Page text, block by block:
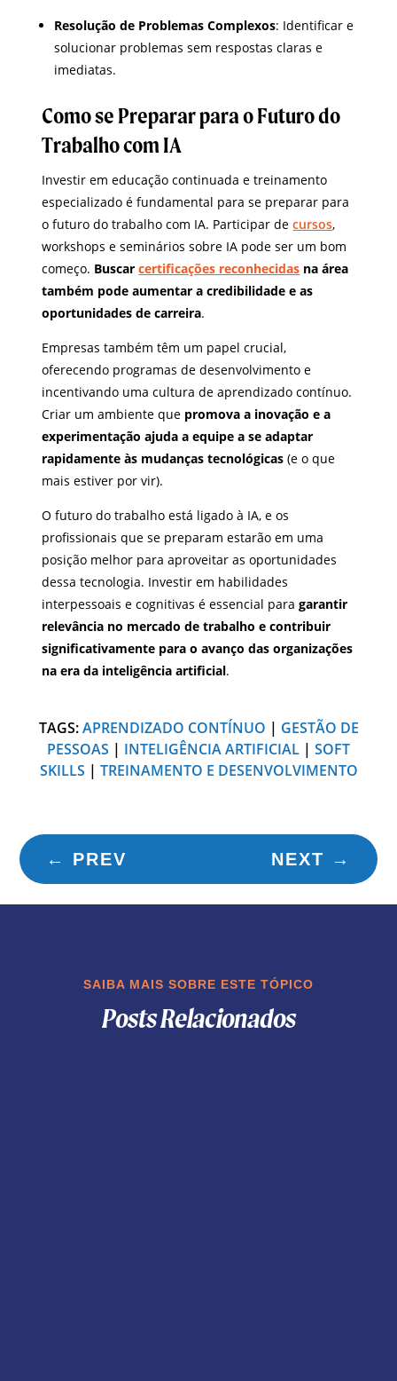
Resolução de Problemas Complexos: Identificar e
solucionar problemas sem respostas claras e
imediatas.
Como se Preparar para o Futuro do
Trabalho com IA
Investir em educação continuada e treinamento
especializado é fundamental para se preparar para
o futuro do trabalho com IA. Participar decursos,
workshops e seminários sobre IA pode ser um bom
começo. Buscarcertificações reconhecidas na área
também pode aumentar a credibilidade e as
oportunidades de carreira.
Empresas também têm um papel crucial,
oferecendo programas de desenvolvimento e
incentivando uma cultura de aprendizado contínuo.
Criar um ambiente que promova a inovação e a
experimentação ajuda a equipe a se adaptar
rapidamente às mudanças tecnológicas (e o que
mais estiver por vir).
O futuro do trabalho está ligado à IA, e os
profissionais que se preparam estarão em uma
posição melhor para aproveitar as oportunidades
dessa tecnologia. Investir em habilidades
interpessoais e cognitivas é essencial paragarantir
relevância no mercado de trabalho e contribuir
significativamente para o avanço das organizações
na era da inteligência artificial.
TAGS:APRENDIZADO CONTÍNUO | GESTÃO DE
PESSOAS | INTELIGÊNCIA ARTIFICIAL | SOFT
SKILLS | TREINAMENTO E DESENVOLVIMENTO
← PREV NEXT →
SAIBA MAIS SOBRE ESTE TÓPICO
Posts Relacionados